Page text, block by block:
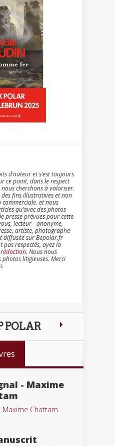
d’auteur et s’est toujours
ce point, dans le respect
cherchons à valoriser.
fins illustratives et non
et nous
qu’avec des photos
presse prévues pour cette
lecteur - anonyme,
artiste, photographe
diffusée sur Bepolar.fr
pas respectés, ayez la
rédaction. Nous nous
litigieuses. Merci
POLAR
- Maxime
Maxime Chattam